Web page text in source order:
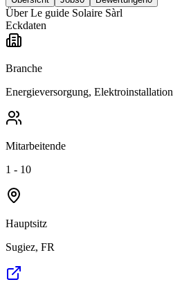
ÜberLe guide Solaire Sàrl
Eckdaten
Branche
Energieversorgung, Elektroinstallation
Mitarbeitende
1 - 10
Hauptsitz
Sugiez, FR